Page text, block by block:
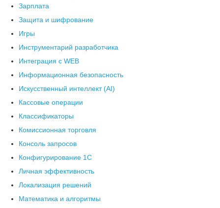
Зарплата
Защита и шифрование
Игры
Инструментарий разработчика
Интеграция с WEB
Информационная безопасность
Искусственный интеллект (AI)
Кассовые операции
Классификаторы
Комиссионная торговля
Консоль запросов
Конфигурирование 1С
Личная эффективность
Локализация решений
Математика и алгоритмы